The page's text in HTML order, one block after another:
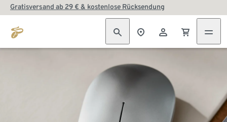
Gratisversand ab 29 € & kostenlose Rücksendung